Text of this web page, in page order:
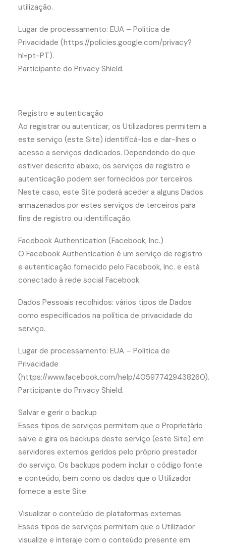
utilização.
Lugar de processamento: EUA – Política de
Privacidade (https://policies.google.com/privacy?
hl=pt-PT).
Participante do Privacy Shield.
Registro e autenticação
Ao registrar ou autenticar, os Utilizadores permitem a
este serviço (este Site) identificá-los e dar-lhes o
acesso a serviços dedicados. Dependendo do que
estiver descrito abaixo, os serviços de registro e
autenticação podem ser fornecidos por terceiros.
Neste caso, este Site poderá aceder a alguns Dados
armazenados por estes serviços de terceiros para
fins de registro ou identificação.
Facebook Authentication (Facebook, Inc.)
O Facebook Authentication é um serviço de registro
e autenticação fornecido pelo Facebook, Inc. e está
conectado à rede social Facebook.
Dados Pessoais recolhidos: vários tipos de Dados
como especificados na política de privacidade do
serviço.
Lugar de processamento: EUA – Política de
Privacidade
(https://www.facebook.com/help/405977429438260).
Participante do Privacy Shield.
Salvar e gerir o backup
Esses tipos de serviços permitem que o Proprietário
salve e gira os backups deste serviço (este Site) em
servidores externos geridos pelo próprio prestador
do serviço. Os backups podem incluir o código fonte
e conteúdo, bem como os dados que o Utilizador
fornece a este Site.
Visualizar o conteúdo de plataformas externas
Esses tipos de serviços permitem que o Utilizador
visualize e interaje com o conteúdo presente em